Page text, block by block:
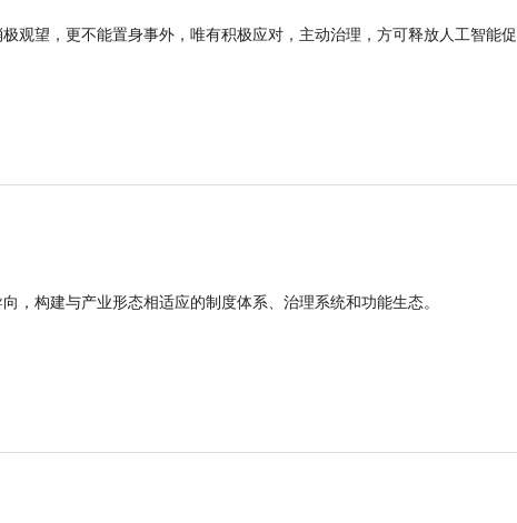
观望，更不能置身事外，唯有积极应对，主动治理，方可释放人工智能
，构建与产业形态相适应的制度体系、治理系统和功能生态。